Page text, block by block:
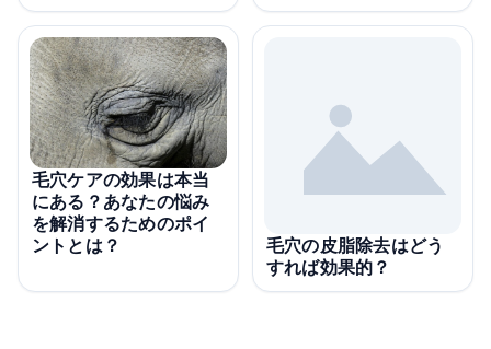
毛穴ケアの効果は本当
にある？あなたの悩み
を解消するためのポイ
ントとは？
毛穴の皮脂除去はどう
すれば効果的？